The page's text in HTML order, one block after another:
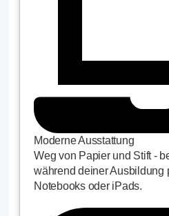
Moderne Ausstattung
Weg von Papier und Stift -
während deiner Ausbildung
Notebooks oder iPads.